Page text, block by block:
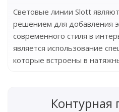
Световые линии Slott
решением для добавления
современного стиля в
является использование
которые встроены в
Контурная